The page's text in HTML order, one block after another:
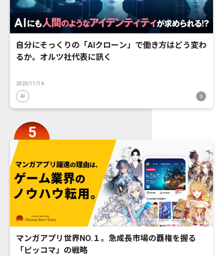
自分にそっくりの「AIクローン」で働き方はどう変わ
るか。オルツ社代表に訊く
2023/11/14
AI
マンガアプリ世界NO.１。急成長市場の覇権を握る
「ピッコマ」の戦略